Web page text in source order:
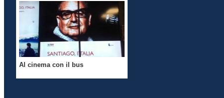
Al cinema con il bus